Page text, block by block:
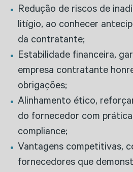
Redução de riscos de
litígio, ao conhecer
da contratante;
Estabilidade financeira,
empresa contratante
obrigações;
Alinhamento ético,
do fornecedor com
compliance;
Vantagens competitivas,
fornecedores que